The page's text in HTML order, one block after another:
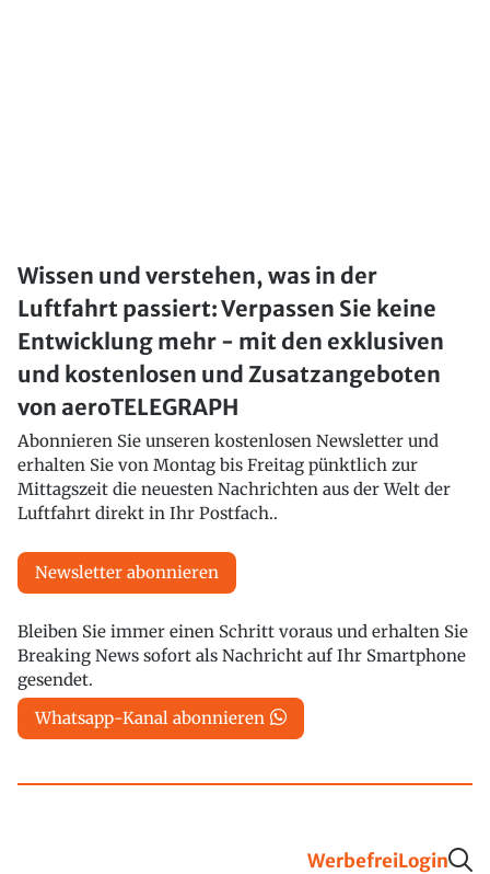
Wissen und verstehen, was in der
Luftfahrt passiert: Verpassen Sie keine
Entwicklung mehr - mit den exklusiven
und kostenlosen und Zusatzangeboten
von aeroTELEGRAPH
Abonnieren Sie unseren kostenlosen Newsletter und
erhalten Sie von Montag bis Freitag pünktlich zur
Mittagszeit die neuesten Nachrichten aus der Welt der
Luftfahrt direkt in Ihr Postfach..
Newsletter abonnieren
Bleiben Sie immer einen Schritt voraus und erhalten Sie
Breaking News sofort als Nachricht auf Ihr Smartphone
gesendet.
Whatsapp-Kanal abonnieren
WerbefreiLogin